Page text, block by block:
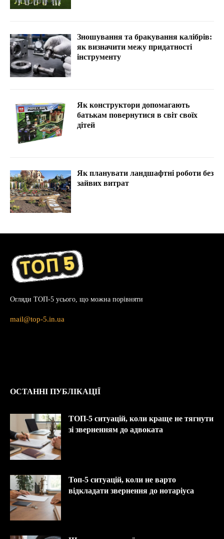
Зношування та бракування калібрів:
як визначити межу придатності
інструменту
Як конструктори допомагають
батькам повернутися в світ своїх
дітей
Як планувати ландшафтні роботи без
зайвих витрат
Огляди ТОП-5 усього, що можна порівняти
mail@top-5.in.ua
ОСТАННІ ПУБЛІКАЦІЇ
ТОП-5 ситуацій, коли краще не тягнути
зі зверненням до адвоката
Топ-5 ситуацій, коли не варто
відкладати звернення до нотаріуса